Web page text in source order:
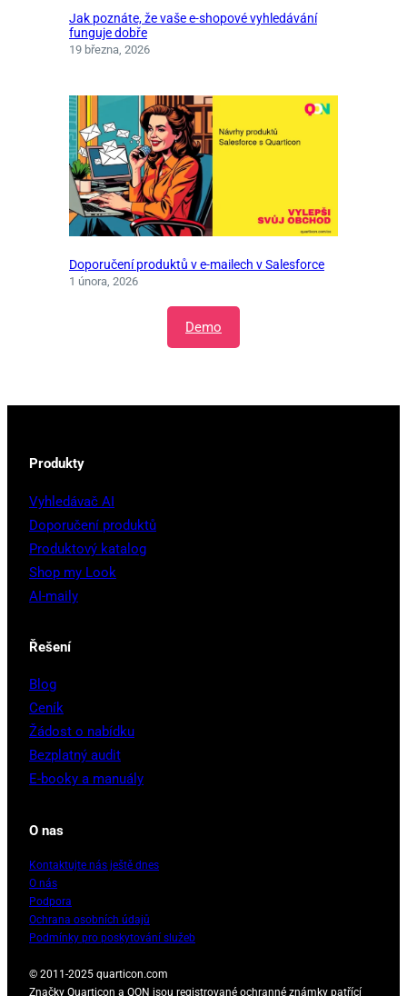
Jak poznáte, že vaše e‑shopové vyhledávání
funguje dobře
19 března, 2026
Doporučení produktů v e-mailech v Salesforce
1 února, 2026
Demo
Produkty
Vyhledávač AI
Doporučení produktů
Produktový katalog
Shop my Look
AI-maily
Řešení
Blog
Ceník
Žádost o nabídku
Bezplatný audit
E-booky a manuály
O nas
Kontaktujte nás ještě dnes
O nás
Podpora
Ochrana osobních údajů
Podmínky pro poskytování služeb
© 2011-2025 quarticon.com
Značky Quarticon a QON jsou registrované ochranné známky patřící